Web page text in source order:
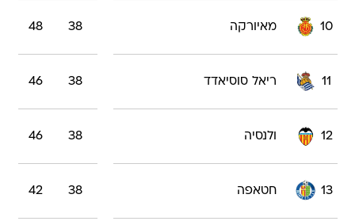
10 מאיורקה 38
48
11 ריאל סוסיאדד 38
46
12 ולנסיה 38
46
13 חטאפה 38
42